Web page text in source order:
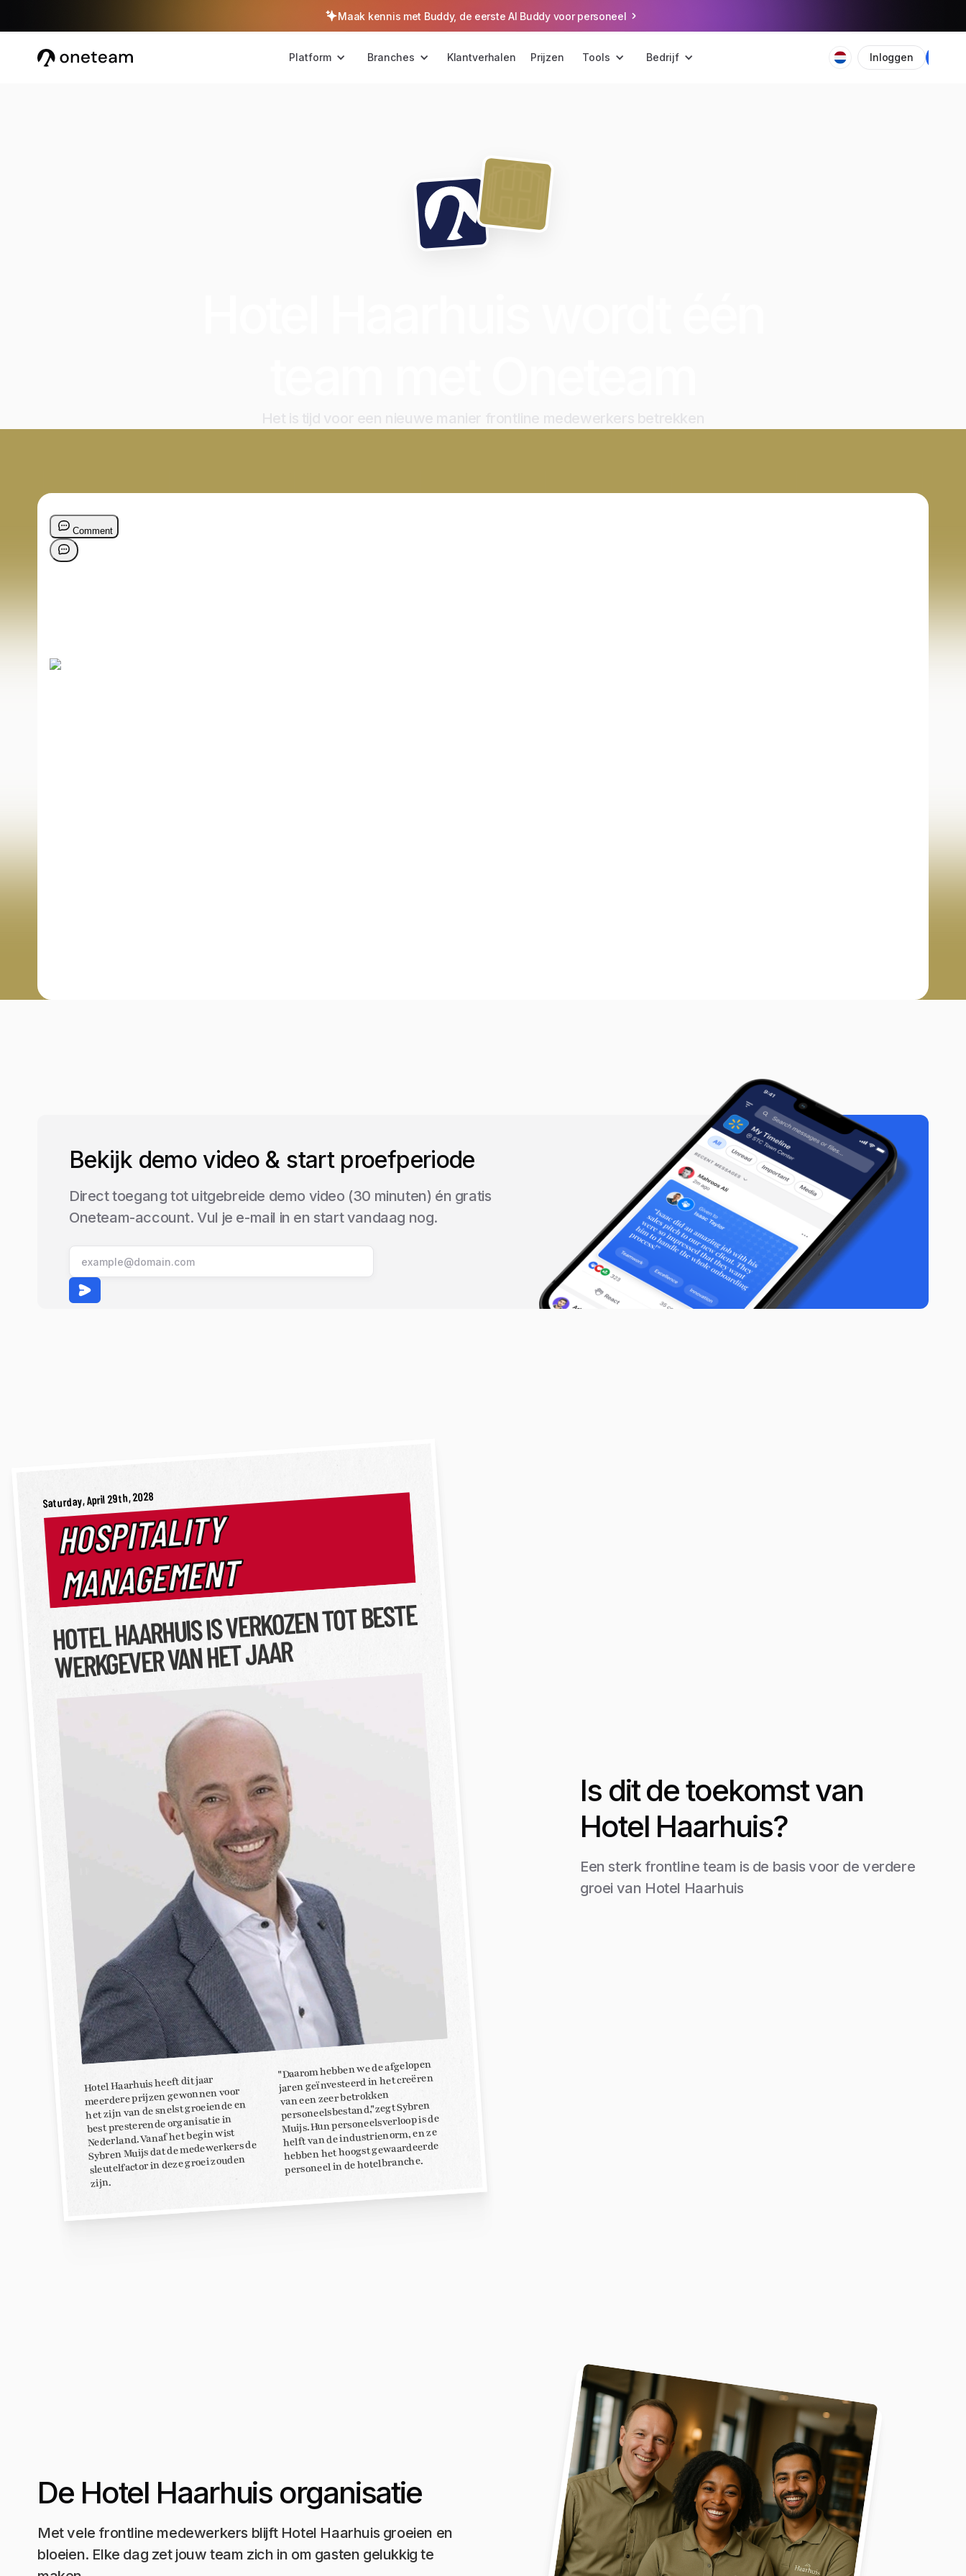
Maak kennis met Buddy, de eerste AI Buddy voor personeel
Platform Branches Klantverhalen Prijzen Tools Bedrijf Inloggen
Bekijk demo video & start proefperiode
Direct toegang tot uitgebreide demo video (30 minuten) én gratis
Oneteam-account. Vul je e-mail in en start vandaag nog.
Saturday, April 29th, 2028
HOSPITALITY
MANAGEMENT
HOTEL HAARHUIS IS VERKOZEN TOT BESTE
WERKGEVER VAN HET JAAR
Hotel Haarhuis heeft dit jaar
meerdere prijzen gewonnen voor
het zijn van de snelst groeiende en
best presterende organisatie in
Nederland. Vanaf het begin wist
Sybren Muijs dat de medewerkers de
sleutelfactor in deze groei zouden
zijn.
"Daarom hebben we de afgelopen
jaren geïnvesteerd in het creëren
van een zeer betrokken
personeelsbestand,"zegt Sybren
Muijs. Hun personeelsverloop is de
helft van de industrienorm, en ze
hebben het hoogst gewaardeerde
personeel in de hotelbranche.
Is dit de toekomst van
Hotel Haarhuis?
Een sterk frontline team is de basis voor de verdere
groei van Hotel Haarhuis
De Hotel Haarhuis organisatie
Met vele frontline medewerkers blijft Hotel Haarhuis groeien en
bloeien. Elke dag zet jouw team zich in om gasten gelukkig te